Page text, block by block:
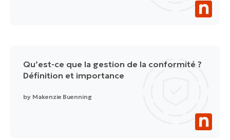
Qu’est-ce que la gestion de la conformité ?
Définition et importance
by Makenzie Buenning